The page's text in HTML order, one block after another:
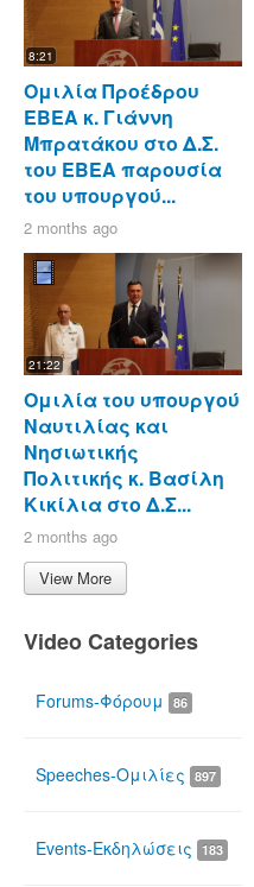
8:21
Ομιλία Προέδρου
ΕΒΕΑ κ. Γιάννη
Μπρατάκου στο Δ.Σ.
του ΕΒΕΑ παρουσία
του υπουργού...
2 months ago
21:22
Ομιλία του υπουργού
Ναυτιλίας και
Νησιωτικής
Πολιτικής κ. Βασίλη
Κικίλια στο Δ.Σ...
2 months ago
View More
Video Categories
Forums-Φόρουμ 86
Speeches-Ομιλίες 897
Events-Εκδηλώσεις 183